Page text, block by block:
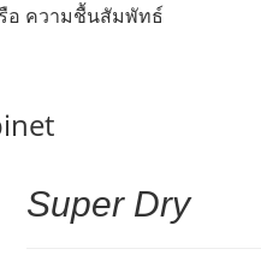
รือ ความชื้นสัมพัทธ์
Super Dry